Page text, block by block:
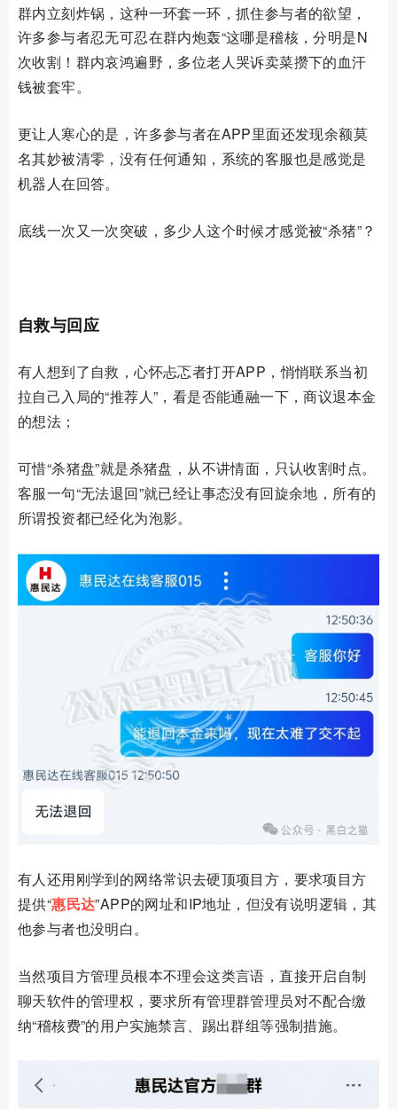
群内立刻炸锅，这种一环套一环，抓住参与者的欲望，
许多参与者忍无可忍在群内炮轰“这哪是稽核，分明是N
次收割！群内哀鸿遍野，多位老人哭诉卖菜攒下的血汗
钱被套牢。
更让人寒心的是，许多参与者在APP里面还发现余额莫
名其妙被清零，没有任何通知，系统的客服也是感觉是
机器人在回答。
底线一次又一次突破，多少人这个时候才感觉被“杀猪”？
自救与回应
有人想到了自救，心怀忐忑者打开APP ，悄悄联系当初
拉自己入局的“推荐人”，看是否能通融一下，商议退本金
的想法；
可惜“杀猪盘”就是杀猪盘，从不讲情面，只认收割时点。
客服一句“无法退回”就已经让事态没有回旋余地，所有的
所谓投资都已经化为泡影。
有人还用刚学到的网络常识去硬顶项目方，要求项目方
提供“惠民达”APP的网址和IP地址，但没有说明逻辑，其
他参与者也没明白。
当然项目方管理员根本不理会这类言语，直接开启自制
聊天软件的管理权，要求所有管理群管理员对不配合缴
纳“稽核费”的用户实施禁言、踢出群组等强制措施。